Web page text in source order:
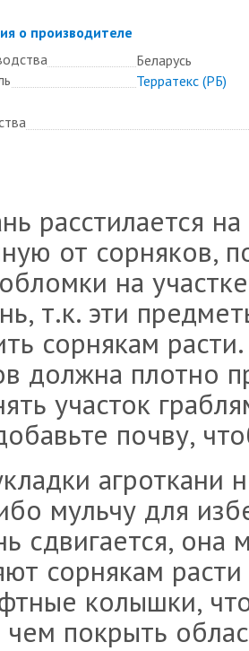
о производителе
Беларусь
Терратекс (РБ)
расстилается
от сорняков,
на
т.к. эти
сорнякам
должна плотно
участок
почву,
агроткани
мульчу для
сдвигается,
сорнякам
колышки,
покрыть